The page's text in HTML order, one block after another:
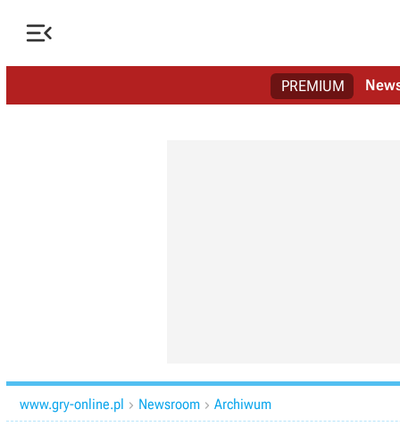

PREMIUM
www.gry-online.pl  Newsroom  Archiwum